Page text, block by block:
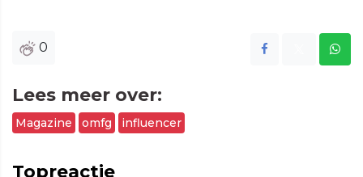
0
Lees meer over:
Magazine omfg influencer
Topreactie